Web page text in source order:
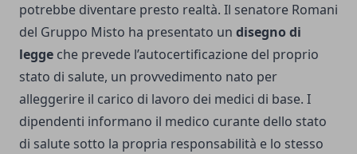
potrebbe diventare presto realtà. Il senatore Romani
del Gruppo Misto ha presentato un disegno di
legge che prevede l’autocertificazione del proprio
stato di salute, un provvedimento nato per
alleggerire il carico di lavoro dei medici di base. I
dipendenti informano il medico curante dello stato
di salute sotto la propria responsabilità e lo stesso